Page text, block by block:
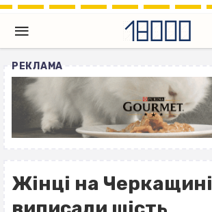
РЕКЛАМА
Жінці на Черкащині